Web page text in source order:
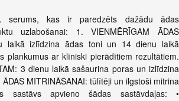
serums, kas ir paredzēts dažādu ādas
uzlabošanai: 1. VIENMĒRĪGAM ĀDAS
laikā izlīdzina ādas toni un 14 dienu laikā
plankumus ar klīniski pierādītiem rezultātiem.
3 dienu laikā sašaurina poras un izlīdzina
MITRINĀŠANAI: tūlītēji un ilgstoši mitrina
sastāvs apvieno šādas sastāvdaļas: •